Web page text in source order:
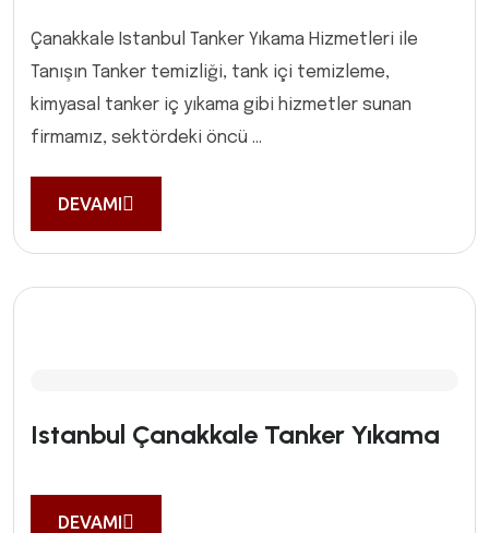
Çanakkale Istanbul Tanker Yıkama Hizmetleri ile
Tanışın Tanker temizliği, tank içi temizleme,
kimyasal tanker iç yıkama gibi hizmetler sunan
firmamız, sektördeki öncü ...
DEVAMI
Istanbul Çanakkale Tanker Yıkama
DEVAMI